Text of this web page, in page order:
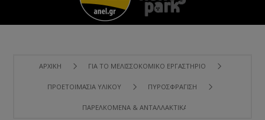
ΑΡΧΙΚΉ ΓΙΑ ΤΟ ΜΕΛΙΣΣΟΚΟΜΙΚΌ ΕΡΓΑΣΤΉΡΙΟ
ΠΡΟΕΤΟΙΜΑΣΊΑ ΥΛΙΚΟΎ ΠΥΡΟΣΦΡΆΓΙΣΗ
ΠΑΡΕΛΚΌΜΕΝΑ & ΑΝΤΑΛΛΑΚΤΙΚΆ ΠΥΡΟΣΦΡΑΓΊΔΑΣ